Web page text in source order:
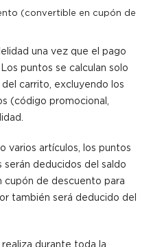
(convertible en cupón de
una vez que el pago
puntos se calculan solo
carrito, excluyendo los
(código promocional,
varios artículos, los puntos
deducidos del saldo
cupón de descuento para
también será deducido del
durante toda la